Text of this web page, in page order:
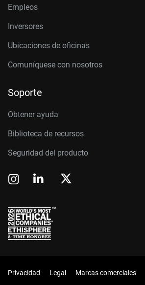
Empleos
Inversores
Ubicaciones de oficinas
Comuníquese con nosotros
Soporte
Obtener ayuda
Biblioteca de recursos
Seguridad del producto
Privacidad Legal Marcas comerciales